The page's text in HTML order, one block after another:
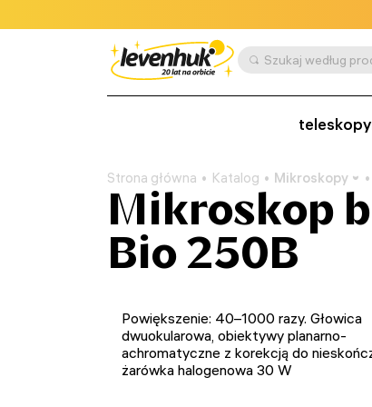
teleskopy
Strona główna Katalog Mikroskopy
Mikroskop
Bio 250B
Powiększenie: 40–1000 razy. Głowica
dwuokularowa, obiektywy planarno-
achromatyczne z korekcją do
żarówka halogenowa 30 W